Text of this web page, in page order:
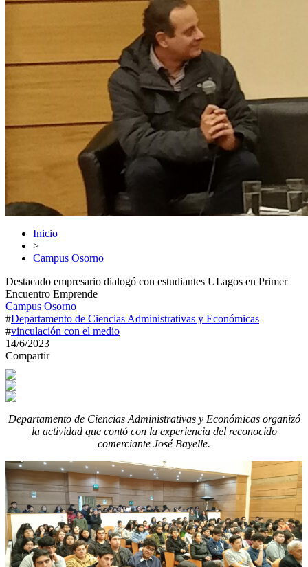
Inicio
>
Campus Osorno
Destacado empresario dialogó con estudiantes ULagos en Primer
Encuentro Emprende
Campus Osorno
#Departamento de Ciencias Administrativas y Económicas
#vinculación con el medio
14/6/2023
Compartir
Departamento de Ciencias Administrativas y Económicas organizó
la actividad que contó con la experiencia del reconocido
comerciante José Bayelle.